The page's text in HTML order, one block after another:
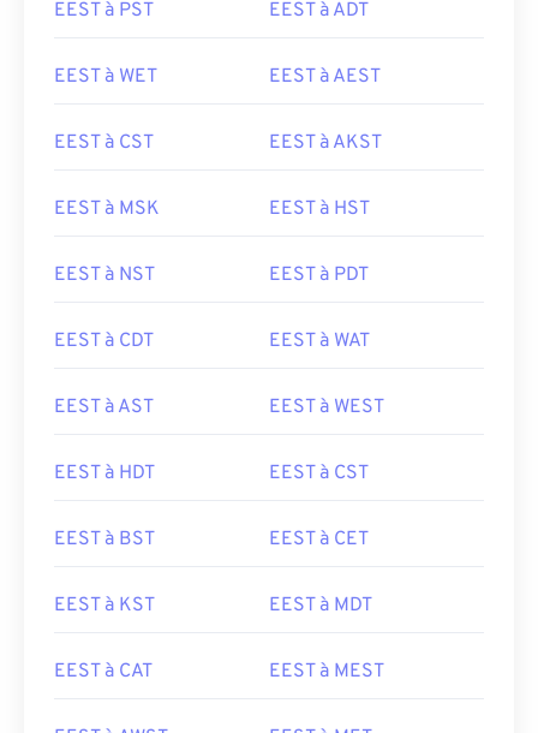
EEST à PST EEST à ADT
EEST à WET EEST à AEST
EEST à CST EEST à AKST
EEST à MSK EEST à HST
EEST à NST EEST à PDT
EEST à CDT EEST à WAT
EEST à AST EEST à WEST
EEST à HDT EEST à CST
EEST à BST EEST à CET
EEST à KST EEST à MDT
EEST à CAT EEST à MEST